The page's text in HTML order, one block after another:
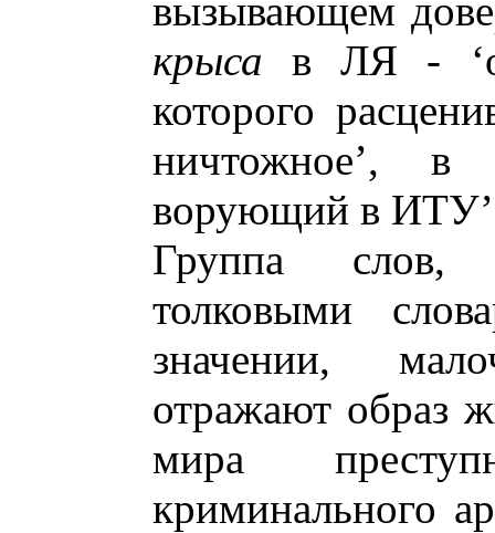
вызывающем
крыса в ЛЯ - ‘о
которого
ничтожное’, в
ворующий в
Группа слов,
толковыми
значении,
отражают образ
мира
криминального